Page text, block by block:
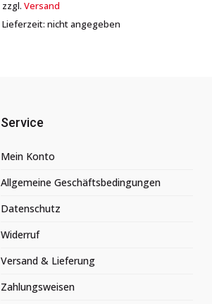
zzgl.Versand
Lieferzeit: nicht angegeben
Service
Mein Konto
Allgemeine Geschäftsbedingungen
Datenschutz
Widerruf
Versand & Lieferung
Zahlungsweisen